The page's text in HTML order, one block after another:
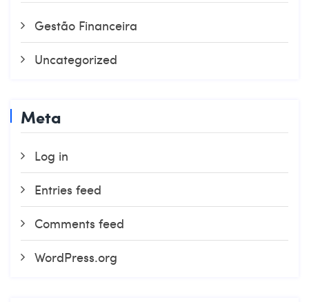
Gestão Financeira
Uncategorized
Meta
Log in
Entries feed
Comments feed
WordPress.org